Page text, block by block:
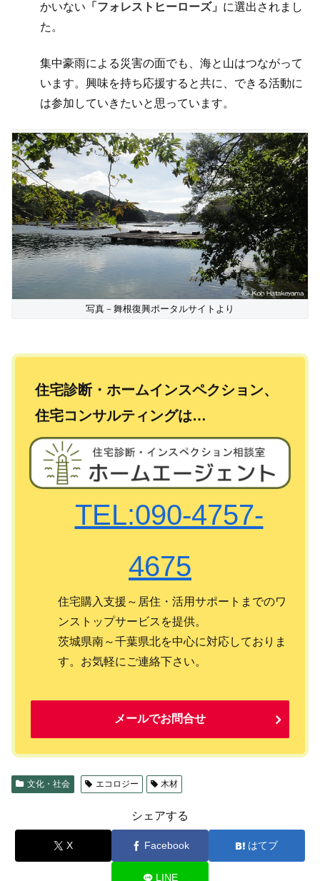
かいない 「フォレストヒーローズ」 に選出されまし
た。
集中豪雨による災害の面でも、海と山はつながって
います。興味を持ち応援すると共に、できる活動に
は参加していきたいと思っています。
写真－舞根復興ポータルサイトより
住宅診断・ホームインスペクション、
住宅コンサルティングは…
TEL:090-4757-
4675
住宅購入支援～居住・活用サポートまでのワ
ンストップサービスを提供。
茨城県南～千葉県北を中心に対応しておりま
す。お気軽にご連絡下さい。
メールでお問合せ
文化・社会 エコロジー 木材
シェアする
X Facebook はてブ
LINE